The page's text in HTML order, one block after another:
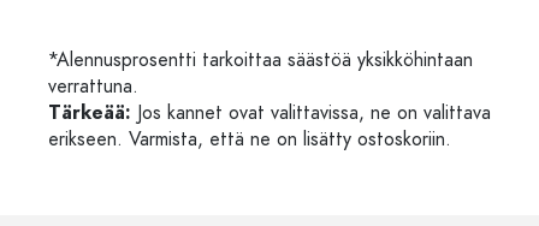
*Alennusprosentti tarkoittaa säästöä yksikköhintaan
verrattuna.
Tärkeää: Jos kannet ovat valittavissa, ne on valittava
erikseen. Varmista, että ne on lisätty ostoskoriin.